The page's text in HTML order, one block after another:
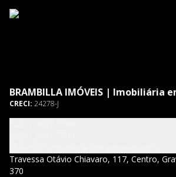
BRAMBILLA IMÓVEIS | Imobiliária
CRECI: 24278-J
Travessa Otávio Chiavaro, 117, Centro,
370